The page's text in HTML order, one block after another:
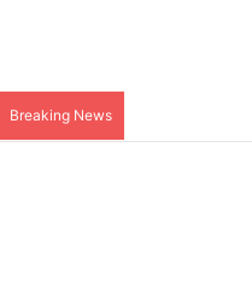
Breaking News